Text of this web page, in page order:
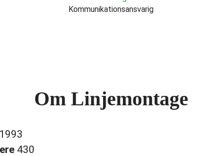
Kommunikationsansvarig
Om Linjemontage
430